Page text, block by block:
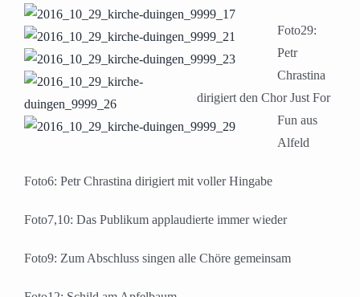
Foto29:
Petr
Chrastina
dirigiert den Chor Just For
Fun aus
Alfeld
Foto6: Petr Chrastina dirigiert mit voller Hingabe
Foto7,10: Das Publikum applaudierte immer wieder
Foto9: Zum Abschluss singen alle Chöre gemeinsam